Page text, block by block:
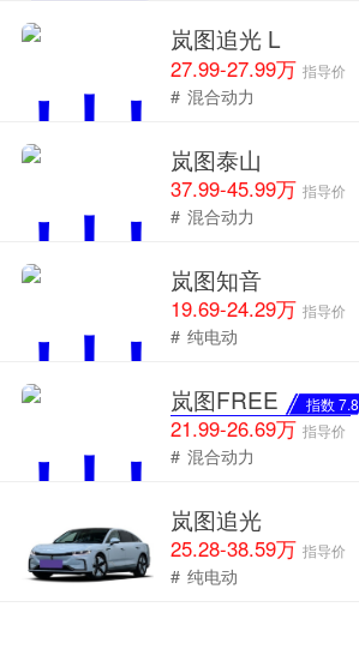
岚图追光 L
27.99-27.99万指导价
# 混合动力
岚图泰山
37.99-45.99万指导价
# 混合动力
岚图知音
19.69-24.29万指导价
# 纯电动
岚图FREE 指数 7.8
21.99-26.69万指导价
# 混合动力
岚图追光
25.28-38.59万指导价
# 纯电动